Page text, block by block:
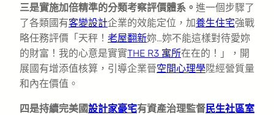
三是實施加倍精準的分類考察評價體系。 進一個步驟了
了各類國有客變設計企業的效能定位，加養生住宅強戰
略任務評價「天秤！ 老屋翻新妳…妳不能這樣對待愛妳
的財富！我的心意是實實THE R3 寓所在在的！」，開
展國有增添值核算，引導企業晉空間心理學陞經營質量
和內在價值。
四是持續完美國設計家豪宅有資產治理監督民生社區室